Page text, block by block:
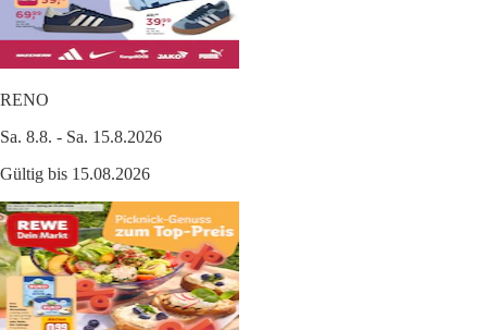
RENO
Sa. 8.8. - Sa. 15.8.2026
Gültig bis 15.08.2026